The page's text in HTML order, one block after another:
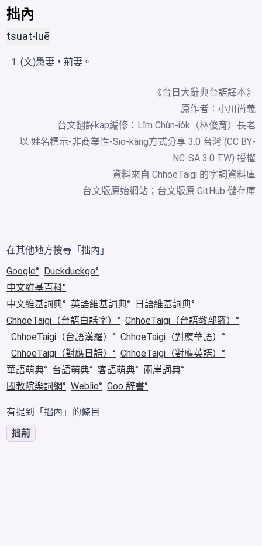
拙內
tsuat-luē
(文)愚妻，荊妻。
《台日大辭典台語譯本》
原作者：小川尚義
台文翻譯kap編修：Lîm Chùn-io̍k（林俊育）長老
以 姓名標示-非商業性-Sio-kâng方式分享 3.0 台灣 (CC BY-
NC-SA 3.0 TW) 授權
資料來自 ChhoeTaigi 的字詞資料庫
台文版原始網站； 台文版原 GitHub 儲存庫
在其他地方搜尋「拙內」
Google
Duckduckgo
中文維基百科
中文維基詞典
英語維基詞典
日語維基詞典
ChhoeTaigi（台語白話字）
ChhoeTaigi（台語教部羅）
ChhoeTaigi（台語漢羅）
ChhoeTaigi（對應華語）
ChhoeTaigi（對應日語）
ChhoeTaigi（對應英語）
華語萌典
台語萌典 客語萌典
兩岸詞典
國教院樂詞網
Weblio Goo 辞書
有提到「拙內」的條目
拙荊